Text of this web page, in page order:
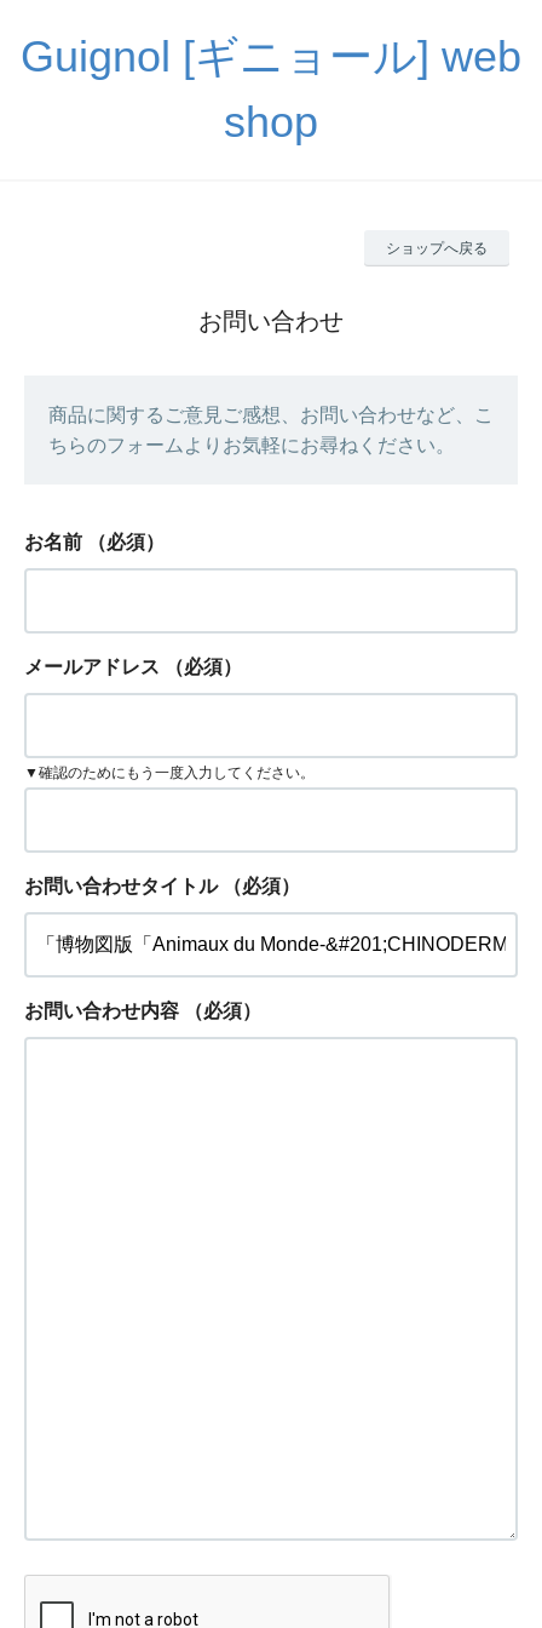
Guignol [ギニョール] web
shop
ショップへ戻る
お問い合わせ
商品に関するご意見ご感想、お問い合わせなど、こ
ちらのフォームよりお気軽にお尋ねください。
お名前 （必須）
メールアドレス （必須）
▼確認のためにもう一度入力してください。
お問い合わせタイトル （必須）
お問い合わせ内容 （必須）